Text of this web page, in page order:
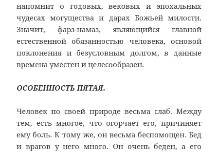
напомнит о годовых, вековых и эпохальных
чудесах могущества и дарах Божьей милости.
Значит, фарз-намаз, являющийся главной
естественной обязанностью человека, основой
поклонения и безусловным долгом, в данные
времена уместен и целесообразен.
ОСОБЕННОСТЬ ПЯТАЯ.
Человек по своей природе весьма слаб. Между
тем, есть многое, что огорчает его, причиняет
ему боль. К тому же, он весьма беспомощен. Бед
и врагов у него много. Он очень беден, а его